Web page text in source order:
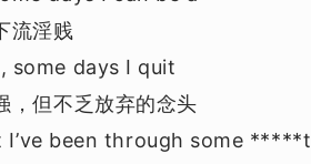
流淫贱
some days I quit
，但不乏放弃的念头
I’ve been through some *****t